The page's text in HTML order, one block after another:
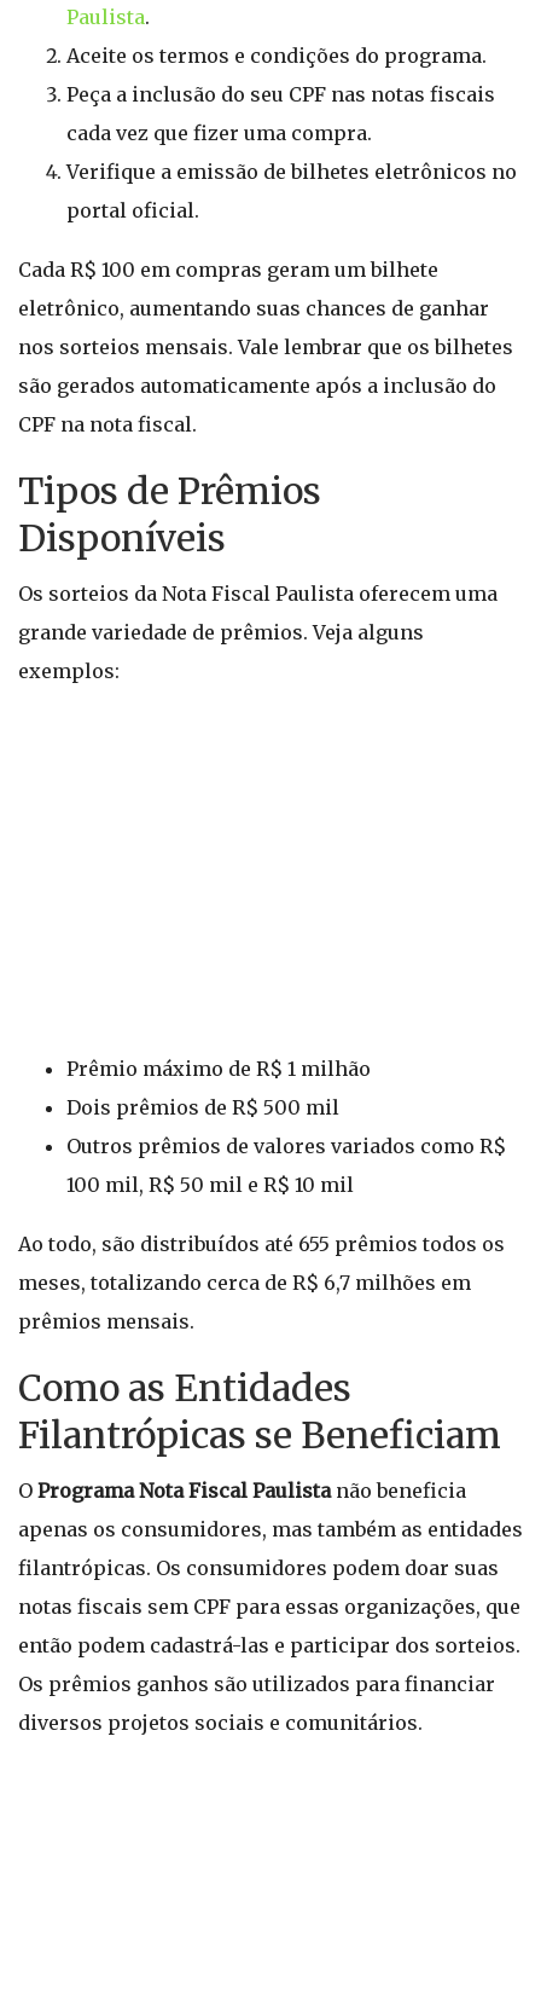
Paulista.
Aceite os termos e condições do programa.
Peça a inclusão do seu CPF nas notas fiscais
cada vez que fizer uma compra.
Verifique a emissão de bilhetes eletrônicos no
portal oficial.
Cada R$ 100 em compras geram um bilhete
eletrônico, aumentando suas chances de ganhar
nos sorteios mensais. Vale lembrar que os bilhetes
são gerados automaticamente após a inclusão do
CPF na nota fiscal.
Tipos de Prêmios
Disponíveis
Os sorteios da Nota Fiscal Paulista oferecem uma
grande variedade de prêmios. Veja alguns
exemplos:
Prêmio máximo de R$ 1 milhão
Dois prêmios de R$ 500 mil
Outros prêmios de valores variados como R$
100 mil, R$ 50 mil e R$ 10 mil
Ao todo, são distribuídos até 655 prêmios todos os
meses, totalizando cerca de R$ 6,7 milhões em
prêmios mensais.
Como as Entidades
Filantrópicas se Beneficiam
O Programa Nota Fiscal Paulistanão beneficia
apenas os consumidores, mas também as entidades
filantrópicas. Os consumidores podem doar suas
notas fiscais sem CPF para essas organizações, que
então podem cadastrá-las e participar dos sorteios.
Os prêmios ganhos são utilizados para financiar
diversos projetos sociais e comunitários.